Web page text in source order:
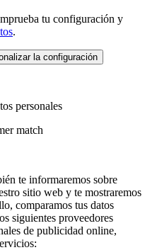
tu configuración y
.
la configuración
personales
match
te informaremos sobre
sitio web y te mostraremos
comparamos tus datos
siguientes proveedores
de publicidad online,